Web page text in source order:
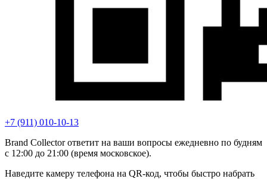
+7 (911) 010-10-13
Brand Collector ответит на ваши вопросы ежедневно по будням
с 12:00 до 21:00 (время московское).
Наведите камеру телефона на QR-код, чтобы быстро набрать